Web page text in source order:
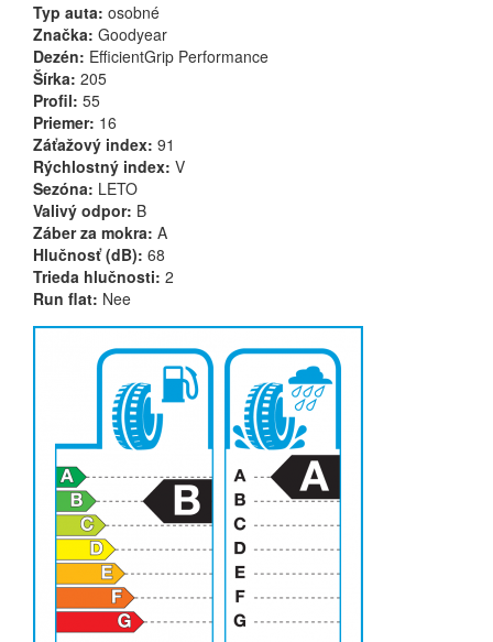
Typ auta: osobné
Značka: Goodyear
Dezén: EfficientGrip Performance
Šírka: 205
Profil: 55
Priemer: 16
Záťažový index: 91
Rýchlostný index: V
Sezóna: LETO
Valivý odpor: B
Záber za mokra: A
Hlučnosť (dB): 68
Trieda hlučnosti: 2
Run flat: Nee